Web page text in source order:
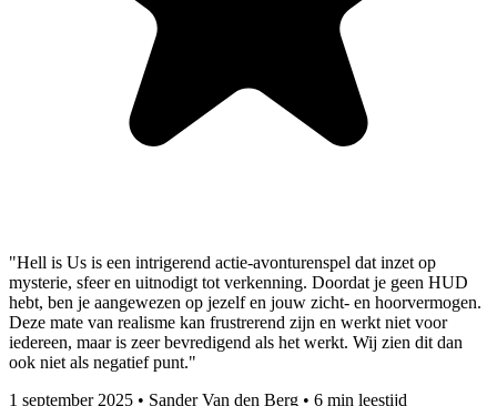
"Hell is Us is een intrigerend actie-avonturenspel dat inzet op
mysterie, sfeer en uitnodigt tot verkenning. Doordat je geen HUD
hebt, ben je aangewezen op jezelf en jouw zicht- en hoorvermogen.
Deze mate van realisme kan frustrerend zijn en werkt niet voor
iedereen, maar is zeer bevredigend als het werkt. Wij zien dit dan
ook niet als negatief punt."
1 september 2025 • Sander Van den Berg • 6 min leestijd